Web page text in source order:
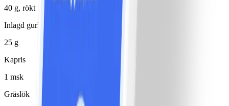
40 g, rökt
Inlagd gurka
25 g
Kapris
1 msk
Gräslök